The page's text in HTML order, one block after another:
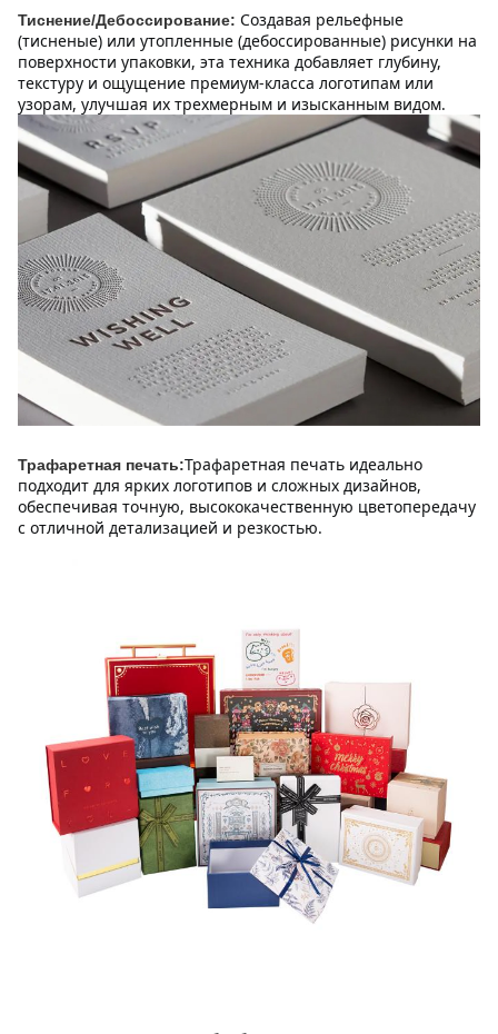
Тиснение/Дебоссирование: Создавая рельефные
(тисненые) или утопленные (дебоссированные) рисунки на
поверхности упаковки, эта техника добавляет глубину,
текстуру и ощущение премиум-класса логотипам или
узорам, улучшая их трехмерным и изысканным видом.
Трафаретная печать:Трафаретная печать идеально
подходит для ярких логотипов и сложных дизайнов,
обеспечивая точную, высококачественную цветопередачу
с отличной детализацией и резкостью.